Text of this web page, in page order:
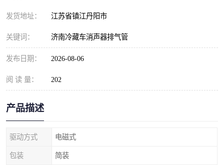
发货地址： 江苏省镇江丹阳市
关键词： 济南冷藏车消声器排气管
发布日期： 2026-08-06
阅 读 量： 202
产品描述
驱动方式 电磁式
包装 简装